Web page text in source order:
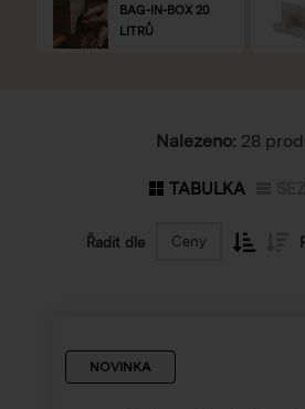
BAG-IN-BOX 20
LITRŮ
Nalezeno: 28
TABULKA
Řadit dle Ceny
NOVINKA